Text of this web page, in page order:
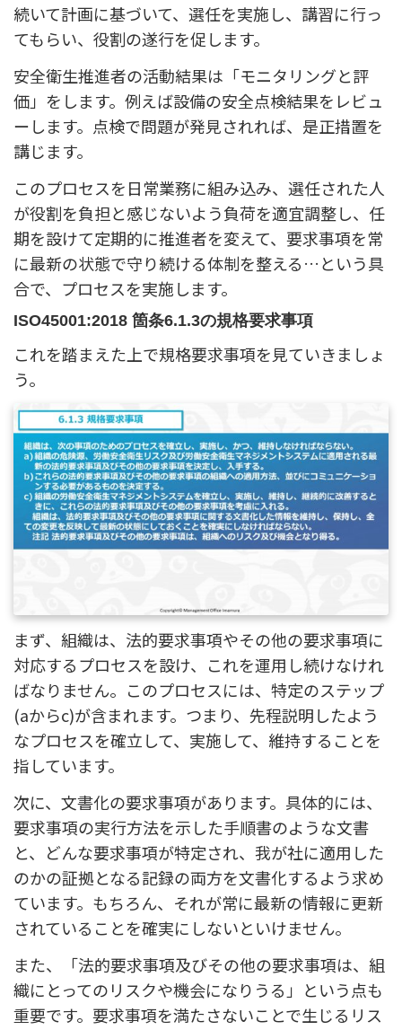
続いて計画に基づいて、選任を実施し、講習に行っ
てもらい、役割の遂行を促します。
安全衛生推進者の活動結果は「モニタリングと評
価」をします。例えば設備の安全点検結果をレビュ
ーします。点検で問題が発見されれば、是正措置を
講じます。
このプロセスを日常業務に組み込み、選任された人
が役割を負担と感じないよう負荷を適宜調整し、任
期を設けて定期的に推進者を変えて、要求事項を常
に最新の状態で守り続ける体制を整える…という具
合で、プロセスを実施します。
ISO45001:2018 箇条6.1.3の規格要求事項
これを踏まえた上で規格要求事項を見ていきましょ
う。
まず、組織は、法的要求事項やその他の要求事項に
対応するプロセスを設け、これを運用し続けなけれ
ばなりません。このプロセスには、特定のステップ
(aからc)が含まれます。つまり、先程説明したよう
なプロセスを確立して、実施して、維持することを
指しています。
次に、文書化の要求事項があります。具体的には、
要求事項の実行方法を示した手順書のような文書
と、どんな要求事項が特定され、我が社に適用した
のかの証拠となる記録の両方を文書化するよう求め
ています。もちろん、それが常に最新の情報に更新
されていることを確実にしないといけません。
また、「法的要求事項及びその他の要求事項は、組
織にとってのリスクや機会になりうる」という点も
重要です。要求事項を満たさないことで生じるリス